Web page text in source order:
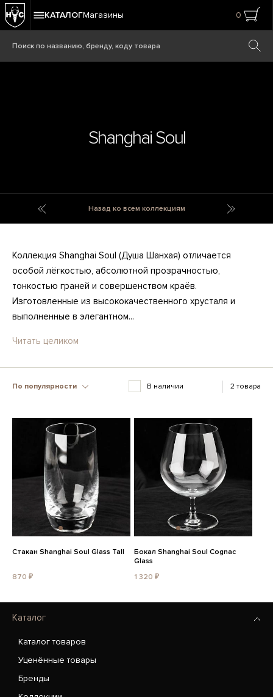
КАТАЛОГМагазины 0
Shanghai Soul
Shadow Box FlagНазад ко всем коллекциям
Коллекция Shanghai Soul (Душа Шанхая) отличается
особой лёгкостью, абсолютной прозрачностью,
тонкостью граней и совершенством краёв.
Изготовленные из высококачественного хрусталя и
выполненные в элегантном...
Читать целиком
По популярности В наличии 2 товара
Стакан Shanghai Soul Glass Tall
870 ₽
Бокал Shanghai Soul Cognac
Glass
1 320 ₽
Каталог
Каталог товаров
Уценённые товары
Бренды